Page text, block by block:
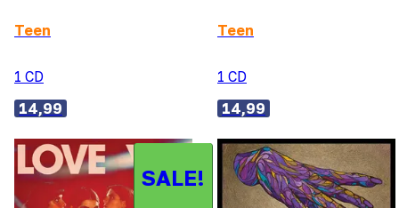
Teen
1 CD
14,99
Teen
1 CD
14,99
SALE!